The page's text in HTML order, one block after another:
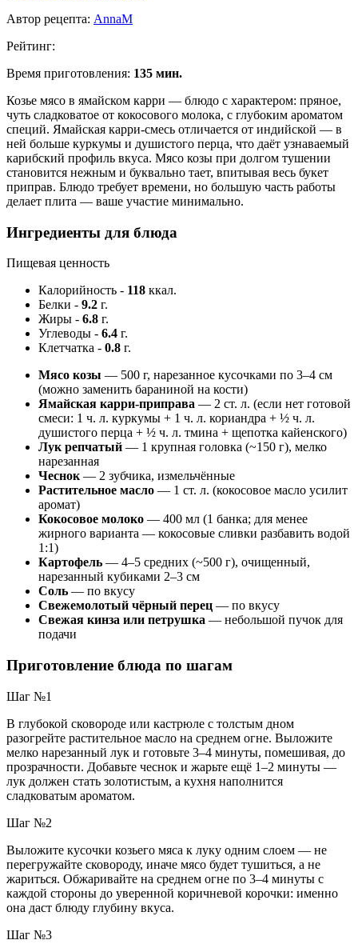
Автор рецепта: AnnaM
Рейтинг:
Время приготовления: 135 мин.
Козье мясо в ямайском карри — блюдо с характером: пряное,
чуть сладковатое от кокосового молока, с глубоким ароматом
специй. Ямайская карри-смесь отличается от индийской — в
ней больше куркумы и душистого перца, что даёт узнаваемый
карибский профиль вкуса. Мясо козы при долгом тушении
становится нежным и буквально тает, впитывая весь букет
приправ. Блюдо требует времени, но большую часть работы
делает плита — ваше участие минимально.
Ингредиенты для блюда
Пищевая ценность
Калорийность - 118 ккал.
Белки - 9.2 г.
Жиры - 6.8 г.
Углеводы - 6.4 г.
Клетчатка - 0.8 г.
Мясо козы — 500 г, нарезанное кусочками по 3–4 см
(можно заменить бараниной на кости)
Ямайская карри-приправа — 2 ст. л. (если нет готовой
смеси: 1 ч. л. куркумы + 1 ч. л. кориандра + ½ ч. л.
душистого перца + ½ ч. л. тмина + щепотка кайенского)
Лук репчатый — 1 крупная головка (~150 г), мелко
нарезанная
Чеснок — 2 зубчика, измельчённые
Растительное масло — 1 ст. л. (кокосовое масло усилит
аромат)
Кокосовое молоко — 400 мл (1 банка; для менее
жирного варианта — кокосовые сливки разбавить водой
1:1)
Картофель — 4–5 средних (~500 г), очищенный,
нарезанный кубиками 2–3 см
Соль — по вкусу
Свежемолотый чёрный перец — по вкусу
Свежая кинза или петрушка — небольшой пучок для
подачи
Приготовление блюда по шагам
Шаг №1
В глубокой сковороде или кастрюле с толстым дном
разогрейте растительное масло на среднем огне. Выложите
мелко нарезанный лук и готовьте 3–4 минуты, помешивая, до
прозрачности. Добавьте чеснок и жарьте ещё 1–2 минуты —
лук должен стать золотистым, а кухня наполнится
сладковатым ароматом.
Шаг №2
Выложите кусочки козьего мяса к луку одним слоем — не
перегружайте сковороду, иначе мясо будет тушиться, а не
жариться. Обжаривайте на среднем огне по 3–4 минуты с
каждой стороны до уверенной коричневой корочки: именно
она даст блюду глубину вкуса.
Шаг №3